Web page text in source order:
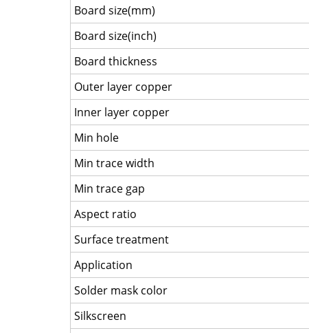
Board size(mm)
Board size(inch)
Board thickness
Outer layer copper
Inner layer copper
Min hole
Min trace width
Min trace gap
Aspect ratio
Surface treatment
Application
Solder mask color
Silkscreen